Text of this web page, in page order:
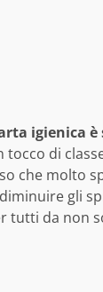
igienica è
tocco di
che molto
gli
tutti da non